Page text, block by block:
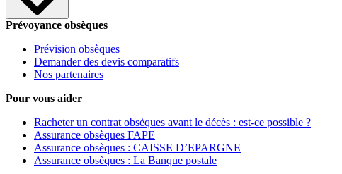
Prévoyance obsèques
Prévision obsèques
Demander des devis comparatifs
Nos partenaires
Pour vous aider
Racheter un contrat obsèques avant le décès : est-ce possible ?
Assurance obsèques FAPE
Assurance obsèques : CAISSE D’EPARGNE
Assurance obsèques : La Banque postale